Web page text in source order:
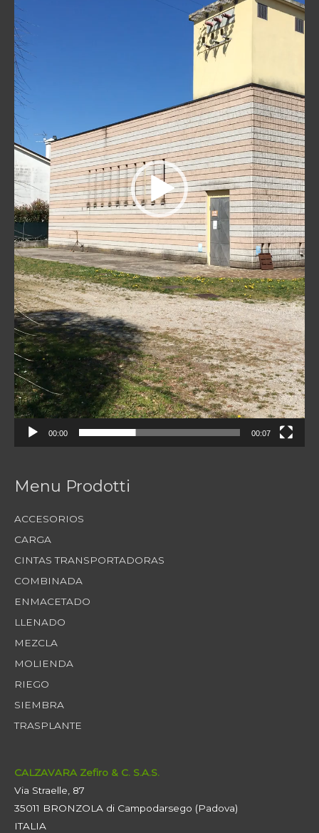
00:00 00:07
Menu Prodotti
ACCESORIOS
CARGA
CINTAS TRANSPORTADORAS
COMBINADA
ENMACETADO
LLENADO
MEZCLA
MOLIENDA
RIEGO
SIEMBRA
TRASPLANTE
CALZAVARA Zefiro & C. S.A.S.
Via Straelle, 87
35011 BRONZOLA di Campodarsego (Padova)
ITALIA